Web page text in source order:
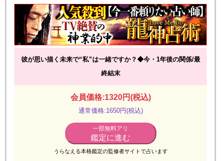
彼が思い描く未来で“私”は一緒ですか？◆今・1年後の関係/最
終結末
会員価格:1320円(税込)
通常価格:1650円(税込)
一部無料アリ
鑑定に進む
うらなえる本格鑑定の監修者サイトで占います